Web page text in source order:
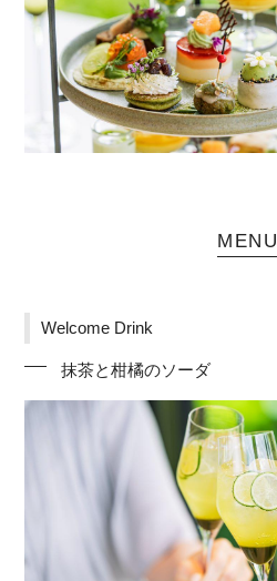
MENU
Welcome Drink
抹茶と柑橘のソーダ